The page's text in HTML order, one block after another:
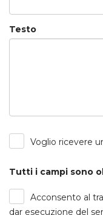
Testo
Voglio ricevere
Tutti i campi sono
Acconsento al
dar esecuzione del